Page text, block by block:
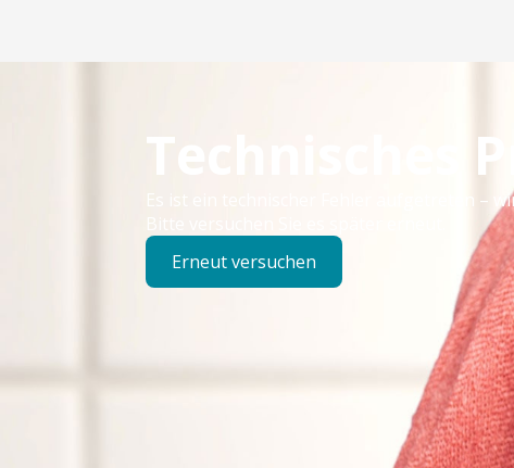
Technisches
Es ist ein technischer Fehler aufgetreten –
Bitte versuchen Sie es später erneut.
Erneut versuchen